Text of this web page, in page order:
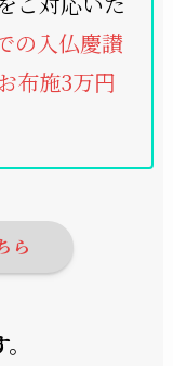
の入仏慶讃
布施3万円
ら